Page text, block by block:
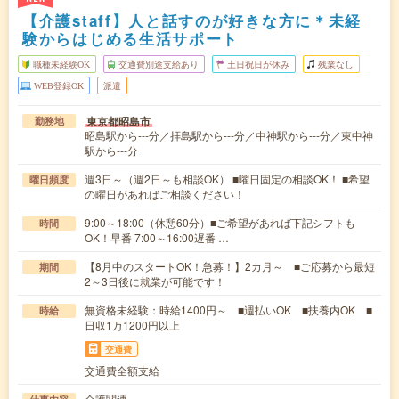
【介護staff】人と話すのが好きな方に＊未経
験からはじめる生活サポート
職種未経験OK 交通費別途支給あり 土日祝日が休み 残業なし
WEB登録OK 派遣
勤務地 東京都昭島市
昭島駅から---分／拝島駅から---分／中神駅から---分／東中神
駅から---分
曜日頻度
週3日～（週2日～も相談OK） ■曜日固定の相談OK！ ■希望
の曜日があればご相談ください！
時間
9:00～18:00（休憩60分）■ご希望があれば下記シフトも
OK！早番 7:00～16:00遅番 …
期間
【8月中のスタートOK！急募！】2カ月～ ■ご応募から最短
2～3日後に就業が可能です！
時給
無資格未経験：時給1400円～ ■週払いOK ■扶養内OK ■
日収1万1200円以上
交通費
交通費全額支給